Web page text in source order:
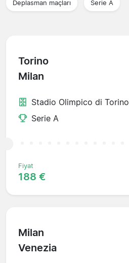
Deplasman maçları Serie A
Torino
Milan
Stadio Olimpico di Torino
Serie A
Fiyat
188 €
Milan
Venezia